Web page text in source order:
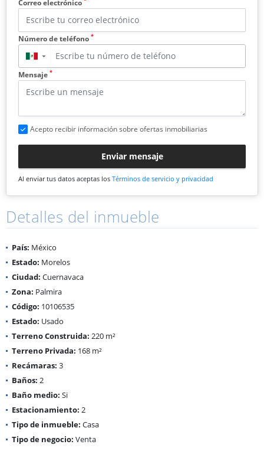
Correo electrónico
Número de teléfono *
▼
Mensaje *
Acepto recibir información sobre ofertas inmobiliarias
Enviar mensaje
Al enviar tus datos aceptas los Términos de servicio y privacidad
Detalles del inmueble
País: México
Estado: Morelos
Ciudad: Cuernavaca
Zona: Palmira
Código: 10106535
Estado: Usado
Terreno Construida: 220 m²
Terreno Privada: 168 m²
Recámaras: 3
Baños: 2
Baño medio: Si
Estacionamiento: 2
Tipo de inmueble: Casa
Tipo de negocio: Venta